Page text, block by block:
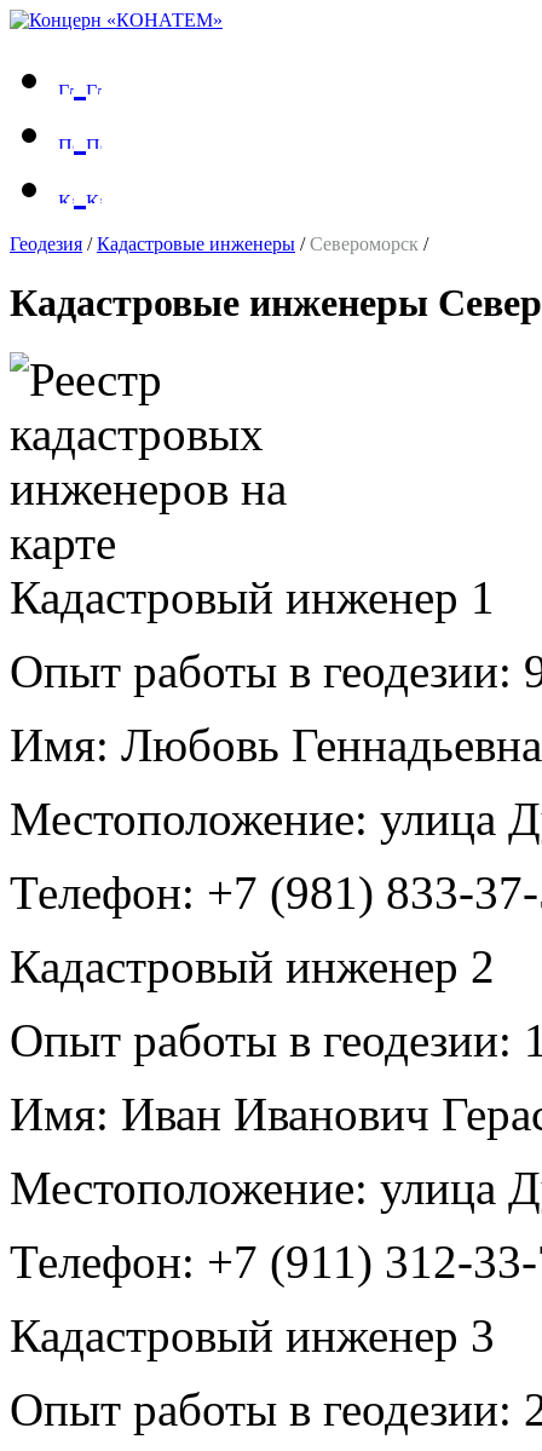
Геодезия /Кадастровые инженеры /Североморск /
Кадастровые инженеры
Кадастровый инженер 1
Опыт работы в геодезии:
Имя: Любовь
Местоположение: улица
Телефон: +7 (981) 833-
Кадастровый инженер 2
Опыт работы в геодезии:
Имя: Иван Иванович
Местоположение: улица
Телефон: +7 (911) 312-
Кадастровый инженер 3
Опыт работы в геодезии: